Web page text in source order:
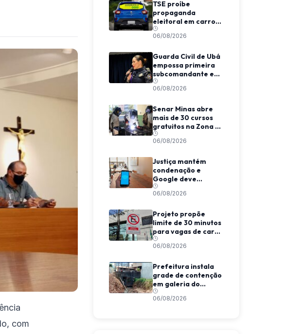
com
TSE proíbe
propaganda
eleitoral em carros
de aplicativo
durante transporte
06/08/2026
Guarda Civil de Ubá
empossa primeira
subcomandante e
cria estrutura
voltada à proteção
06/08/2026
Senar Minas abre
mais de 30 cursos
gratuitos na Zona da
Mata e Caparaó
06/08/2026
Justiça mantém
condenação e
Google deve
indenizar usuário
por invasão de e-
06/08/2026
Projeto propõe
limite de 30 minutos
para vagas de carga
e descarga em
Viçosa
06/08/2026
Prefeitura instala
grade de contenção
em galeria do
Córrego da
Conceição
06/08/2026